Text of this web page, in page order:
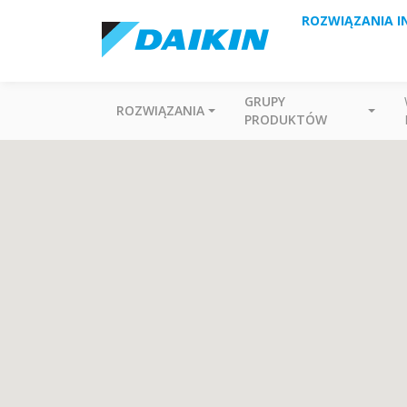
ROZWIĄZANIA
ROZWIĄZANIA
GRUPY
PRODUKTÓW